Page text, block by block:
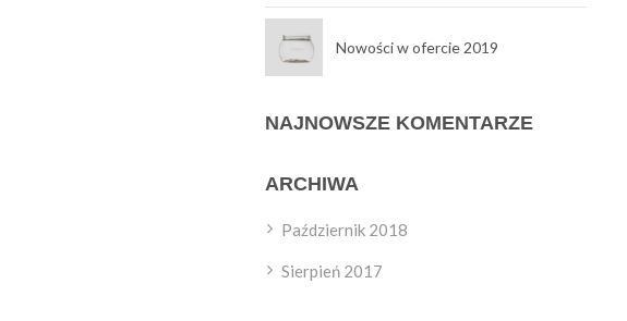
Nowości w ofercie 2019
NAJNOWSZE KOMENTARZE
ARCHIWA
Październik 2018
Sierpień 2017